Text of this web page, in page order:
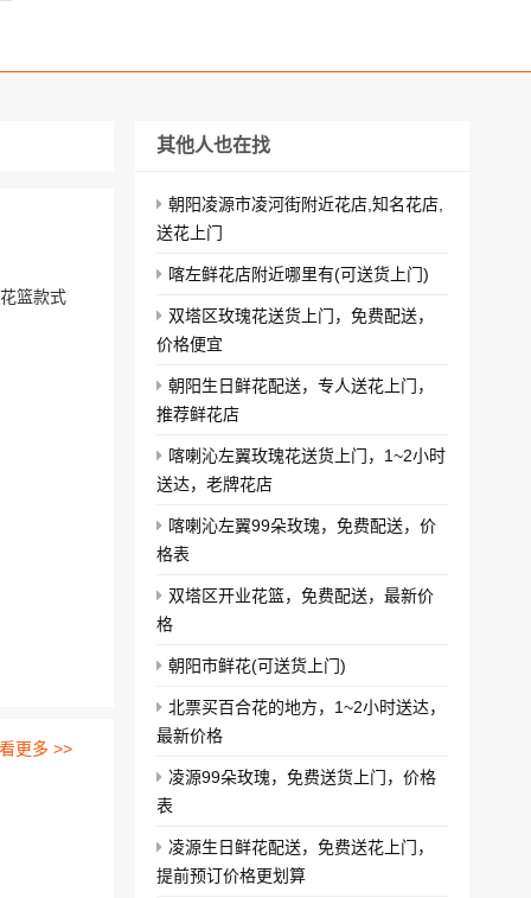
篮款式
更多 >>
其他人也在找
朝阳凌源市凌河街附近花店,知名花店,
送花上门
喀左鲜花店附近哪里有(可送货上门)
双塔区玫瑰花送货上门，免费配送，
价格便宜
朝阳生日鲜花配送，专人送花上门，
推荐鲜花店
喀喇沁左翼玫瑰花送货上门，1~2小时
送达，老牌花店
喀喇沁左翼99朵玫瑰，免费配送，价
格表
双塔区开业花篮，免费配送，最新价
格
朝阳市鲜花(可送货上门)
北票买百合花的地方，1~2小时送达，
最新价格
凌源99朵玫瑰，免费送货上门，价格
表
凌源生日鲜花配送，免费送花上门，
提前预订价格更划算